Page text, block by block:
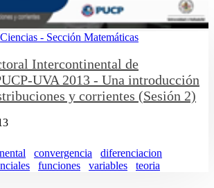
Ciencias - Sección Matemáticas
Intercontinental de
UVA 2013 - Una introducción
y corrientes (Sesión 2)
convergencia
diferenciacion
funciones variables teoria